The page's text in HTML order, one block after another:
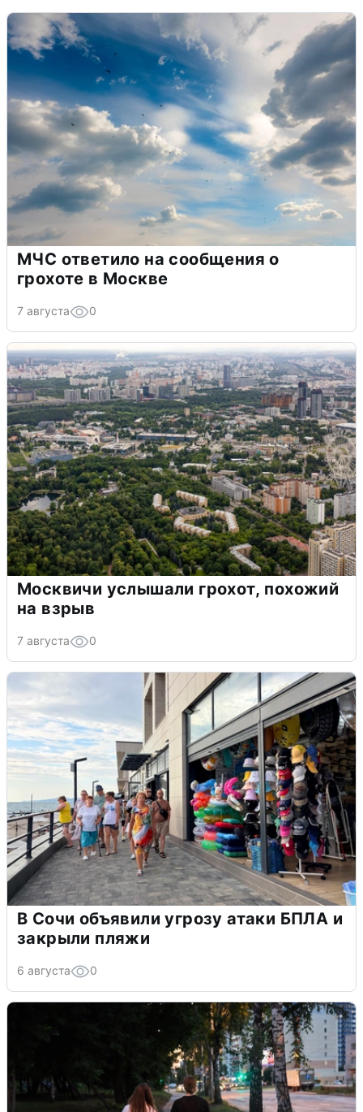
МЧС ответило на сообщения о
грохоте в Москве
7 августа 0
Москвичи услышали грохот, похожий
на взрыв
7 августа 0
В Сочи объявили угрозу атаки БПЛА и
закрыли пляжи
6 августа 0